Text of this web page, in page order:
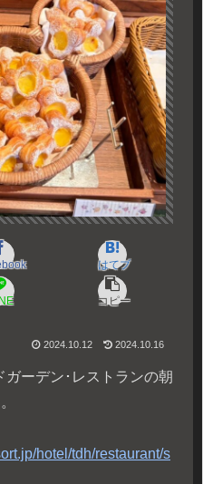
はてブ
コピー
2024.10.12 2024.10.16
ーデン･レストランの朝
hotel/tdh/restaurant/s